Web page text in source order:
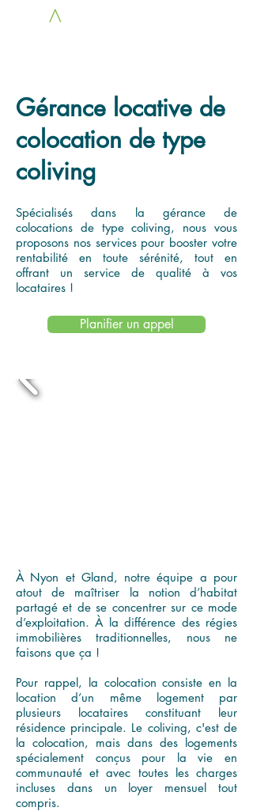
A
Gérance locative de
colocation de type
coliving
Spécialisés dans la gérance de
colocations de type coliving, nous vous
proposons nos services pour booster votre
rentabilité en toute sérénité, tout en
offrant un service de qualité à vos
locataires !
Planifier un appel
À Nyon et Gland, notre équipe a pour
atout de maîtriser la notion d’habitat
partagé et de se concentrer sur ce mode
d’exploitation. À la différence des régies
immobilières traditionnelles, nous ne
faisons que ça !
Pour rappel, la colocation consiste en la
location d’un même logement par
plusieurs locataires constituant leur
résidence principale. Le coliving, c'est de
la colocation, mais dans des logements
spécialement conçus pour la vie en
communauté et avec toutes les charges
incluses dans un loyer mensuel tout
compris.